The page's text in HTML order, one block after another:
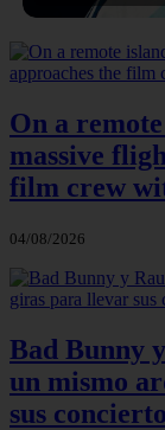
On a
massive
film crew
04/08/2026
Bad Bunny
un mismo
sus